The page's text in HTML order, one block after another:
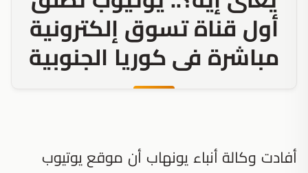
أول قناة تسوق إلكترونية
مباشرة فى كوريا الجنوبية
أفادت وكالة أنباء يونهاب أن موقع يوتيوب